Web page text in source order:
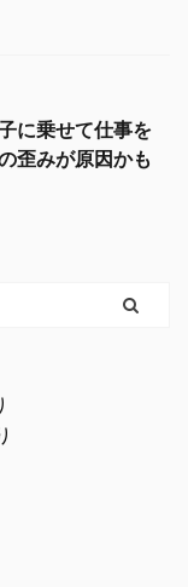
に乗せて仕事を
歪みが原因かも